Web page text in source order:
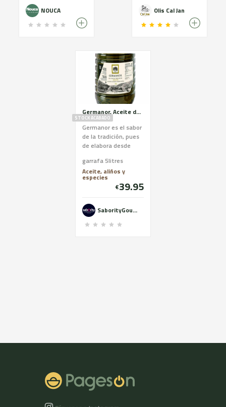
NOUCA Olis Cal Jan
STOCK ACABADO
Germanor, Aceite de Oliva Virgen Extra de Arbequina, garrafa de 5litros
Germanor es el sabor
de la tradición, pues
de elabora desde
popular marca. Zumo
de aceituna 100%
Arbequina cultivada
socios de la
cooperativa. Un
aceite de oliva
garrafa 5litres
Aceite, aliños y
especies
€39.95
SaborityGourmet